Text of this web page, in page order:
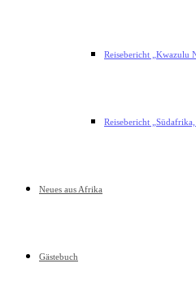
Reisebericht „Kwazulu
Reisebericht
Neues aus Afrika
Gästebuch